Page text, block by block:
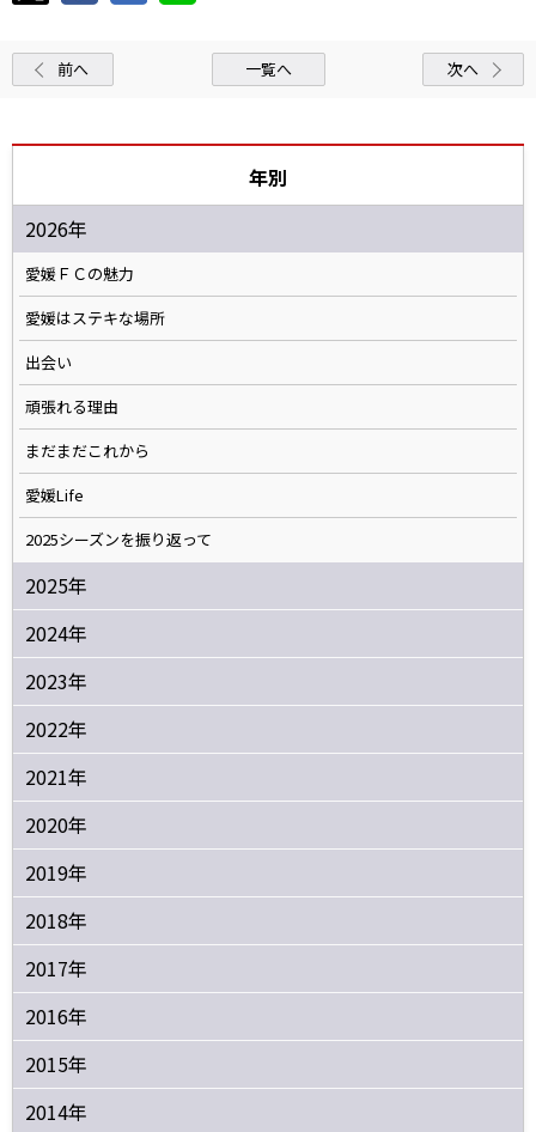
前へ 一覧へ 次へ
年別
2026年
愛媛ＦＣの魅力
愛媛はステキな場所
出会い
頑張れる理由
まだまだこれから
愛媛Life
2025シーズンを振り返って
2025年
2024年
2023年
2022年
2021年
2020年
2019年
2018年
2017年
2016年
2015年
2014年